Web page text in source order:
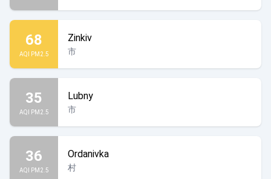
68
AQI PM2.5
Zinkiv
市
35
AQI PM2.5
Lubny
市
36
AQI PM2.5
Ordanivka
村